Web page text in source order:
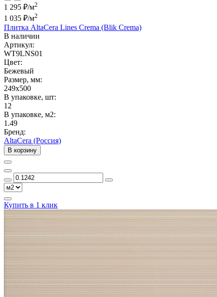
1 295 ₽/м2
1 035 ₽/м2
Плитка AltaCera Lines Crema (Blik Crema)
В наличии
Артикул:
WT9LNS01
Цвет:
Бежевый
Размер, мм:
249x500
В упаковке, шт:
12
В упаковке, м2:
1.49
Бренд:
AltaCera (Россия)
В корзину
Купить в 1 клик